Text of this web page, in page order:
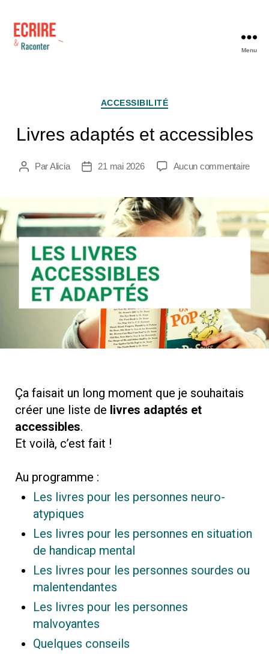
Menu
ACCESSIBILITÉ
Livres adaptés et accessibles
ParAlicia 21 mai 2026 Aucun commentaire
Ça faisait un long moment que je souhaitais
créer une liste de livres adaptés et
accessibles.
Et voilà, c’est fait !
Au programme :
Les livres pour les personnes neuro-
atypiques
Les livres pour les personnes en situation
de handicap mental
Les livres pour les personnes sourdes ou
malentendantes
Les livres pour les personnes
malvoyantes
Quelques conseils